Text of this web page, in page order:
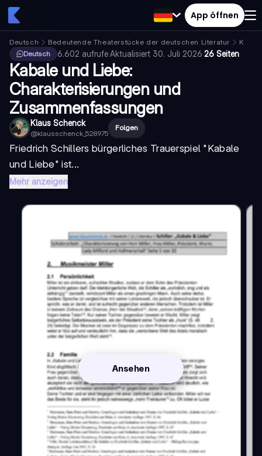
App öffnen
Deutsch Bedeutende Theaterstücke der deutschen Literatur
Deutsch
6.602 aufrufe·Aktualisiert 30. Juli 2026·26 Seiten
Kabale und Liebe:
Charakterisierungen und
Zusammenfassungen
Klaus Schenck
@klausschenck_528975
Folgen
Friedrich Schillers bürgerliches Trauerspiel "Kabale
und Liebe" ist...
Mehr anzeigen
Ansehen